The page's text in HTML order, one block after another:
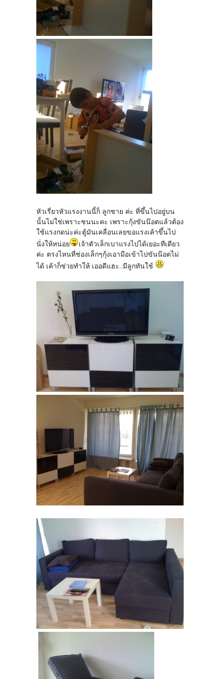
หัวเรี่ยวหัวแรงงานนี้ก็ ลูกชาย ค่ะ ที่ขึ้นไปอยู่บน
นั้นไม่ใช่เพราะซนนะคะ เพราะกุ้งขันน๊อตแล้วต้อง
ใช้แรงกดน่ะค่ะตู้มันเคลื่อนเลยขอแรงเค้าขึ้นไป
นั่งให้หน่อย
เจ้าตัวเล็กเบาแรงไปได้เยอะทีเดียว
ค่ะ ตรงไหนที่ช่องเล็กๆกุ้งเอามือเข้าไปขันน๊อตไม่
ได้ เค้าก็ช่วยทำให้ เออดีแฮะ..มีลูกทันใช้